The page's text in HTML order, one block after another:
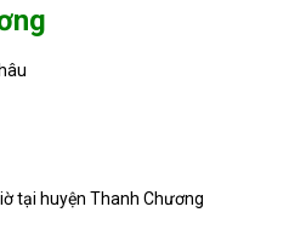
tại huyện Thanh Chương